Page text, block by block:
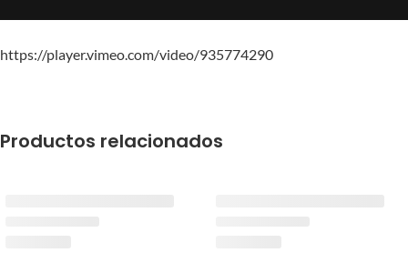
https://player.vimeo.com/video/935774290
Productos relacionados